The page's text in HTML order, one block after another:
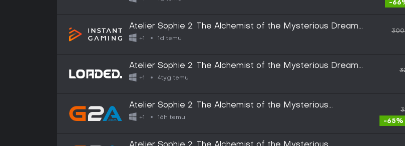
-
Atelier Sophie 2: The Alchemist of the Mysterious Dream
Digital Deluxe Edition
+1 1d temu
Atelier Sophie 2: The Alchemist of the Mysterious Dream
Digital Deluxe Edition PC
+1 4tyg temu
Atelier Sophie 2: The Alchemist of the Mysterious
Dream | Digital Deluxe Edition (PC) - Steam Key -
+1 16h temu
-65%